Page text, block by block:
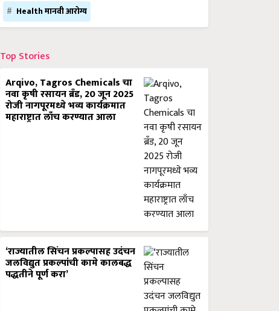
Health मानवी आरोग्य
Top Stories
Arqivo, Tagros Chemicals चा
नवा कृषी रसायन ब्रँड, 20 जून 2025
रोजी नागपूरमध्ये भव्य कार्यक्रमात
महाराष्ट्रात लाँच करण्यात आला
‘राज्यातील सिंचन प्रकल्पासह उदंचन
जलविद्युत प्रकल्पांची कामे कालबद्ध
पद्धतीने पूर्ण करा’